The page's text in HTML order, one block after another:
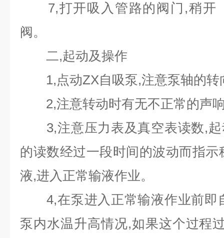
7,打开吸入管路的阀门,稍开
阀。
二,起动及操作
1,点动ZX自吸泵,注意泵轴的转
2,注意转动时有无不正常的声
3,注意压力表及真空表读数,起
的读数经过一段时间的波动而指
液,进入正常输液作业。
4,在泵进入正常输液作业前即
泵内水温升高情况,如果这个过程